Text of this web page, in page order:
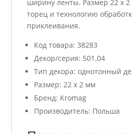
ширину ленты. Размер 22 x
торец и технологию
приклеивания.
Код товара: 38283
Декор/серия: 501.04
Тип декора: однотонный
Размер: 22 x 2 мм
Бренд: Kromag
Производитель: Польша